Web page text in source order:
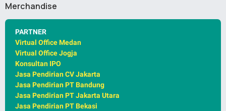
Merchandise
PARTNER
Virtual Office Medan
Virtual Office Jogja
Konsultan IPO
Jasa Pendirian CV Jakarta
Jasa Pendirian PT Bandung
Jasa Pendirian PT Jakarta Utara
Jasa Pendirian PT Bekasi